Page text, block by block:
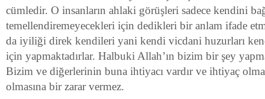
cümledir. O insanların ahlaki görüşleri sadece kendini
temellendiremeyecekleri için dedikleri bir anlam ifade
da iyiliği direk kendileri yani kendi vicdani huzurları
için yapmaktadırlar. Halbuki Allah’ın bizim bir şey
Bizim ve diğerlerinin buna ihtiyacı vardır ve ihtiyaç
olmasına bir zarar vermez.